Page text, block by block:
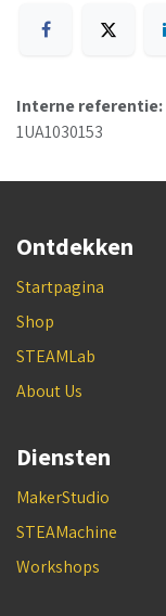
Interne referentie:
1UA1030153
Ontdekken
Startpagina
Shop
STEAMLab
About Us
Diensten
MakerStudio
STEAMachine
Workshops